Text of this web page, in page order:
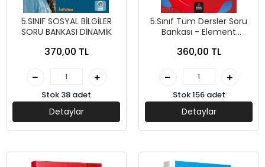
5.SINIF SOSYAL BİLGİLER
SORU BANKASI DİNAMİK
370,00 TL
Stok 38 adet
Detaylar
5.Sınıf Tüm Dersler Soru
Bankası - Element
360,00 TL
Stok 156 adet
Detaylar